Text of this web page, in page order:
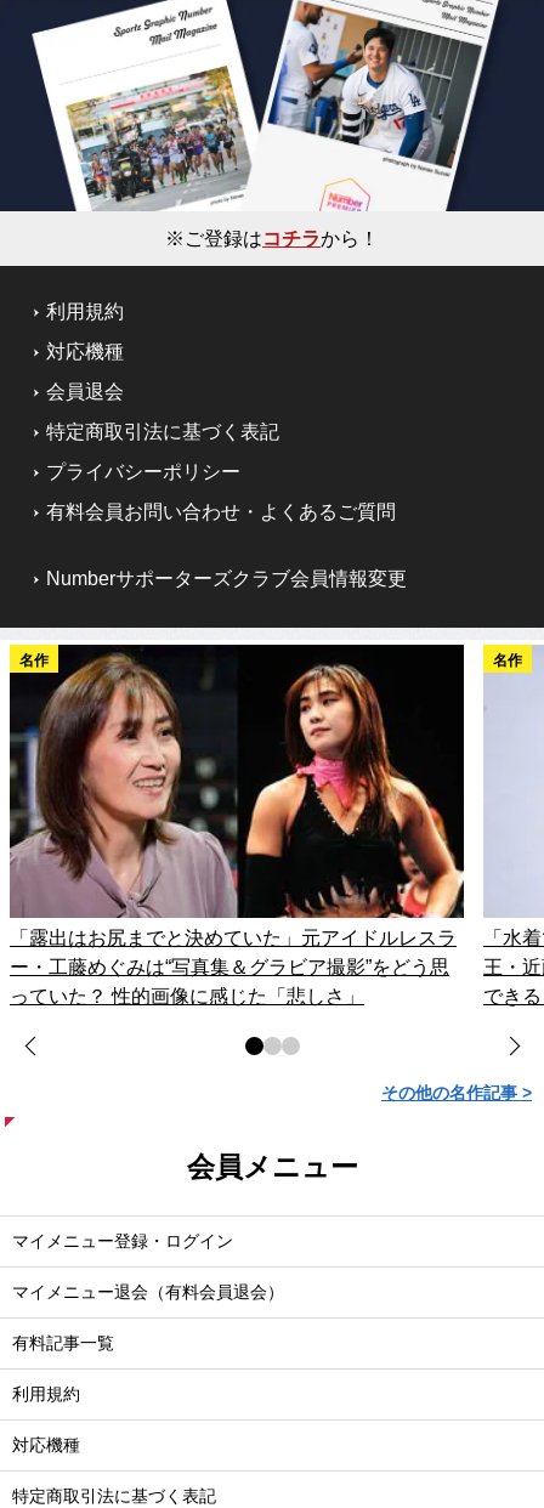
※ご登録はコチラから！
利用規約
対応機種
会員退会
特定商取引法に基づく表記
プライバシーポリシー
有料会員お問い合わせ・よくあるご質問
Numberサポーターズクラブ会員情報変更
名作
「露出はお尻までと決めていた」元アイドルレスラ
ー・工藤めぐみは“写真集＆グラビア撮影”をどう思
っていた？ 性的画像に感じた「悲しさ」
名作
「水
王・
でき
その他の名作記事 >
会員メニュー
マイメニュー登録・ログイン
マイメニュー退会（有料会員退会）
有料記事一覧
利用規約
対応機種
特定商取引法に基づく表記